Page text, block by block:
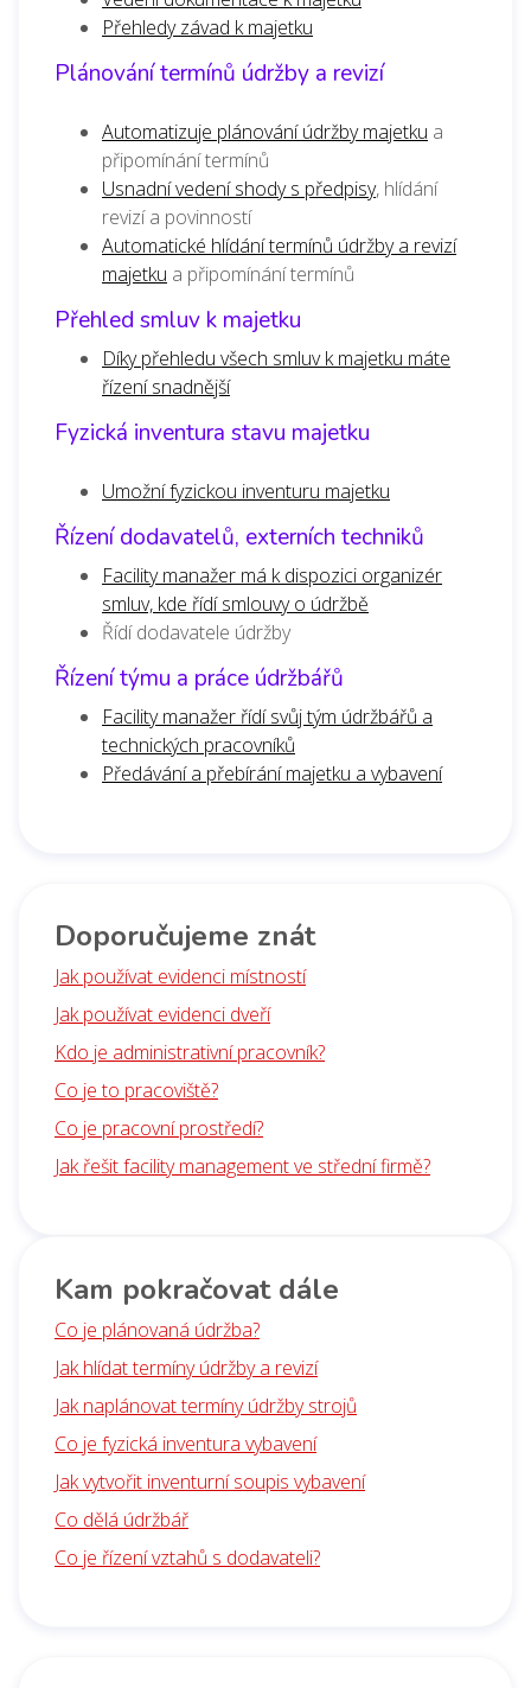
Přehledy závad k majetku
Plánování termínů údržby a revizí
Automatizuje plánování údržby majetku a
připomínání termínů
Usnadní vedení shody s předpisy, hlídání
revizí a povinností
Automatické hlídání termínů údržby a revizí
majetku a připomínání termínů
Přehled smluv k majetku
Díky přehledu všech smluv k majetku máte
řízení snadnější
Fyzická inventura stavu majetku
Umožní fyzickou inventuru majetku
Řízení dodavatelů, externích techniků
Facility manažer má k dispozici organizér
smluv, kde řídí smlouvy o údržbě
Řídí dodavatele údržby
Řízení týmu a práce údržbářů
Facility manažer řídí svůj tým údržbářů a
technických pracovníků
Předávání a přebírání majetku a vybavení
Doporučujeme znát
Jak používat evidenci místností
Jak používat evidenci dveří
Kdo je administrativní pracovník?
Co je to pracoviště?
Co je pracovní prostředí?
Jak řešit facility management ve střední firmě?
Kam pokračovat dále
Co je plánovaná údržba?
Jak hlídat termíny údržby a revizí
Jak naplánovat termíny údržby strojů
Co je fyzická inventura vybavení
Jak vytvořit inventurní soupis vybavení
Co dělá údržbář
Co je řízení vztahů s dodavateli?